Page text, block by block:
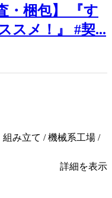
・梱包】 『す
スメ！』 #契...
み立て / 機械系工場 /
詳細を表示